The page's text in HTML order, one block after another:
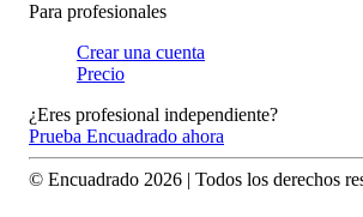
Para profesionales
Crear una cuenta
Precio
¿Eres profesional independiente?
Prueba Encuadrado ahora
© Encuadrado 2026 | Todos los derechos